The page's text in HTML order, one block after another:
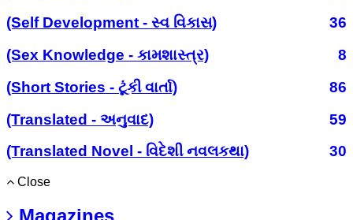
(Self Development - સ્વ વિકાસ)
36
(Sex Knowledge - કામશાસ્ત્ર)
8
(Short Stories - ટૂંકી વાર્તા)
86
(Translated - અનુવાદ)
59
(Translated Novel - વિદેશી નવલકથા)
30
Close
Magazines